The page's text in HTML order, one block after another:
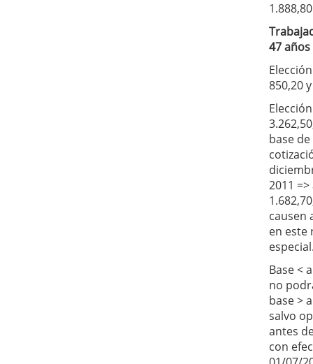
47 años
850,20
base de
2011 =>
causen
en este
Base <
no
base >
salvo
antes
con